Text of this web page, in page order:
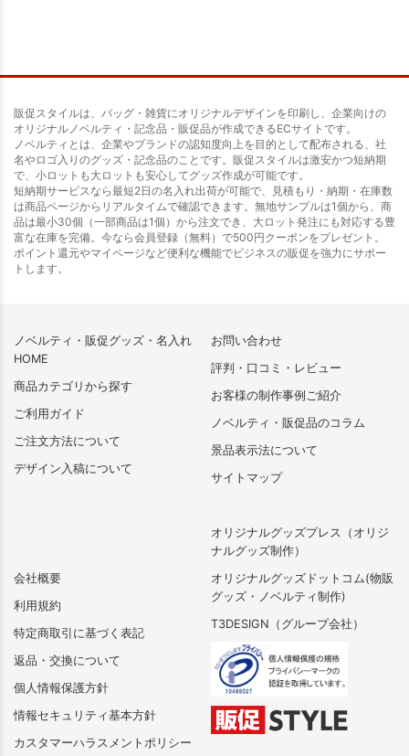
販促スタイルは、バッグ・雑貨にオリジナルデザインを印刷し、企業向けの
オリジナルノベルティ・記念品・販促品が作成できるECサイトです。
ノベルティとは、企業やブランドの認知度向上を目的として配布される、社
名やロゴ入りのグッズ・記念品のことです。販促スタイルは激安かつ短納期
で、小ロットも大ロットも安心してグッズ作成が可能です。
短納期サービスなら最短2日の名入れ出荷が可能で、見積もり・納期・在庫数
は商品ページからリアルタイムで確認できます。無地サンプルは1個から、商
品は最小30個（一部商品は1個）から注文でき、大ロット発注にも対応する豊
富な在庫を完備。今なら会員登録（無料）で500円クーポンをプレゼント。
ポイント還元やマイページなど便利な機能でビジネスの販促を強力にサポー
トします。
ノベルティ・販促グッズ・名入れ
HOME
商品カテゴリから探す
ご利用ガイド
ご注文方法について
デザイン入稿について
会社概要
利用規約
特定商取引に基づく表記
返品・交換について
個人情報保護方針
情報セキュリティ基本方針
カスタマーハラスメントポリシー
お問い合わせ
評判・口コミ・レビュー
お客様の制作事例ご紹介
ノベルティ・販促品のコラム
景品表示法について
サイトマップ
オリジナルグッズプレス（オリジ
ナルグッズ制作）
オリジナルグッズドットコム(物販
グッズ・ノベルティ制作)
T3DESIGN（グループ会社）